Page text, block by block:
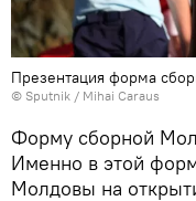
Презентация форма
© Sputnik / Mihai Caraus
Форму сборной
Именно в этой
Молдовы на